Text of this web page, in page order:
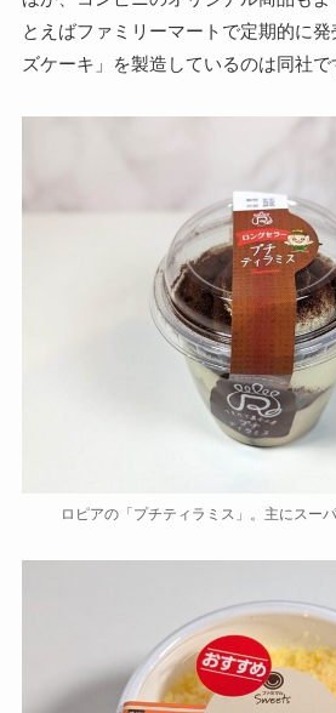
とえばファミリーマートで定期的に
ズケーキ」を製造しているのは同社で
ロピアの「プチティラミス」。主にスー